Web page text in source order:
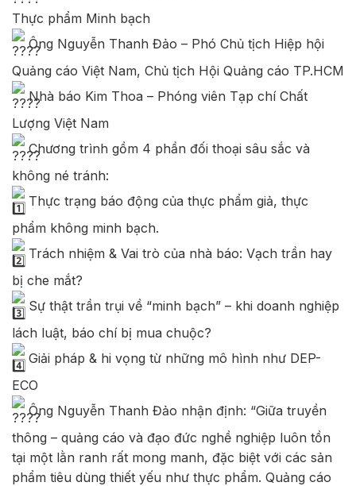
Thực phẩm Minh bạch
Ông Nguyễn Thanh Đảo – Phó Chủ tịch Hiệp hội
Quảng cáo Việt Nam, Chủ tịch Hội Quảng cáo TP.HCM
Nhà báo Kim Thoa – Phóng viên Tạp chí Chất
Lượng Việt Nam
Chương trình gồm 4 phần đối thoại sâu sắc và
không né tránh:
Thực trạng báo động của thực phẩm giả, thực
phẩm không minh bạch.
Trách nhiệm & Vai trò của nhà báo: Vạch trần hay
bị che mắt?
Sự thật trần trụi về “minh bạch” – khi doanh nghiệp
lách luật, báo chí bị mua chuộc?
Giải pháp & hi vọng từ những mô hình như DEP-
ECO
Ông Nguyễn Thanh Đảo nhận định: “Giữa truyền
thông – quảng cáo và đạo đức nghề nghiệp luôn tồn
tại một lằn ranh rất mong manh, đặc biệt với các sản
phẩm tiêu dùng thiết yếu như thực phẩm. Quảng cáo